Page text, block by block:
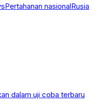
Pertahanan nasionalRusia